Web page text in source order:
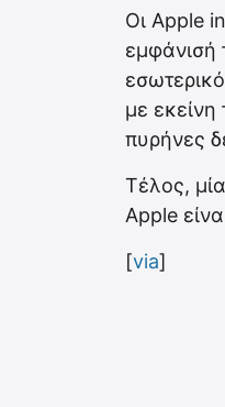
Οι Apple
εμφάνισή
με
πυρήνες
Τέλος,
Apple
[via]